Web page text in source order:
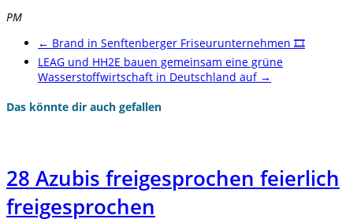
PM
← Brand in Senftenberger Friseurunternehmen 🎞️
LEAG und HH2E bauen gemeinsam eine grüne
Wasserstoffwirtschaft in Deutschland auf →
Das könnte dir auch gefallen
28 Azubis freigesprochen feierlich
freigesprochen